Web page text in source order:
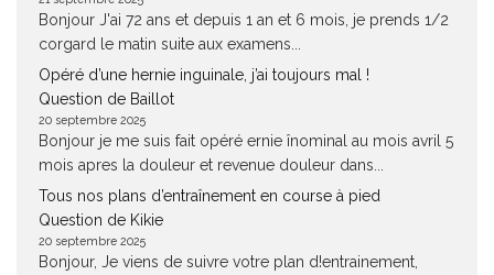
Bonjour J'ai 72 ans et depuis 1 an et 6 mois, je prends 1/2
corgard le matin suite aux examens...
Opéré d’une hernie inguinale, j’ai toujours mal !
Question de Baillot
20 septembre 2025
Bonjour je me suis fait opéré ernie înominal au mois avril 5
mois apres la douleur et revenue douleur dans...
Tous nos plans d’entraînement en course à pied
Question de Kikie
20 septembre 2025
Bonjour, Je viens de suivre votre plan d!entrainement,